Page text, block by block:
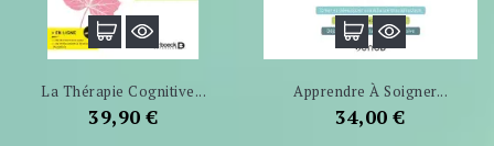
La Thérapie Cognitive...
Prix
39,90 €
Apprendre À Soigner...
Prix
34,00 €